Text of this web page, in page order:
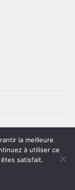
la meilleure
à utiliser ce
satisfait.